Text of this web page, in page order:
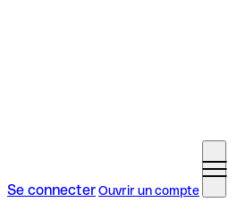
Se connecterOuvrir un compte